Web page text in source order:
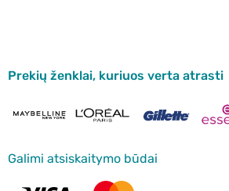
Prekių ženklai, kuriuos verta atrasti
Galimi atsiskaitymo būdai